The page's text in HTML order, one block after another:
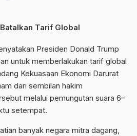
Tarif Global
Presiden Donald Trump
untuk memberlakukan tarif global
Kekuasaan Ekonomi Darurat
dari sembilan hakim
melalui pemungutan suara 6–
setempat.
banyak negara mitra dagang,